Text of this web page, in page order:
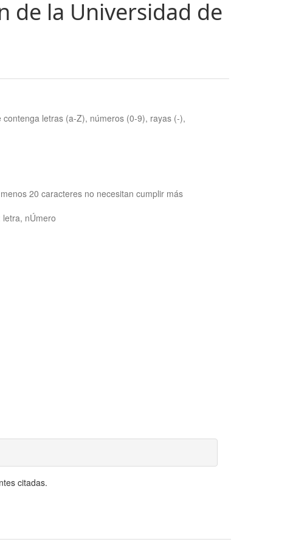
de la Universidad de
letras (a-Z), números (0-9), rayas (-),
20 caracteres no necesitan cumplir más
nÚmero
citadas.